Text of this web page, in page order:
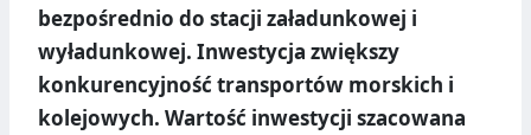
bezpośrednio do stacji załadunkowej i
wyładunkowej. Inwestycja zwiększy
konkurencyjność transportów morskich i
kolejowych. Wartość inwestycji szacowana